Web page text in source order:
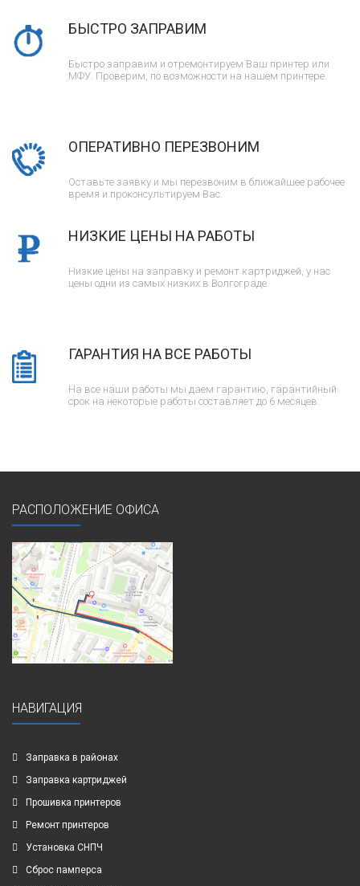
БЫСТРО ЗАПРАВИМ
Быстро заправим и отремонтируем Ваш принтер или
МФУ. Проверим, по возможности на нашем принтере.
ОПЕРАТИВНО ПЕРЕЗВОНИМ
Оставьте заявку и мы перезвоним в ближайшее рабочее
время и проконсультируем Вас.
НИЗКИЕ ЦЕНЫ НА РАБОТЫ
Низкие цены на заправку и ремонт картриджей, у нас
цены одни из самых низких в Волгограде.
ГАРАНТИЯ НА ВСЕ РАБОТЫ
На все наши работы мы даем гарантию, гарантийный
срок на некоторые работы составляет до 6 месяцев.
РАСПОЛОЖЕНИЕ ОФИСА
НАВИГАЦИЯ
Заправка в районах
Заправка картриджей
Прошивка принтеров
Ремонт принтеров
Установка СНПЧ
Сброс памперса